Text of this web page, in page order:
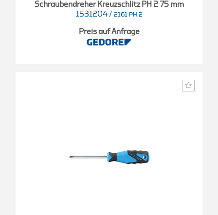
Schraubendreher Kreuzschlitz PH 2 75 mm
1531204 / 2161 PH 2
Preis auf Anfrage